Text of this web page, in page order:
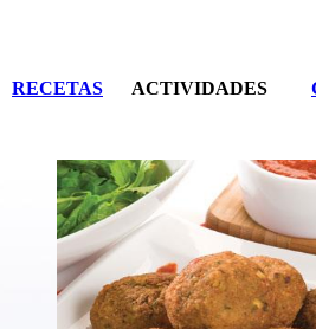
RECETAS ACTIVIDADES